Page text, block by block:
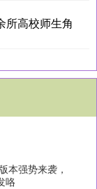
所高校师生角
本强势来袭，
咯